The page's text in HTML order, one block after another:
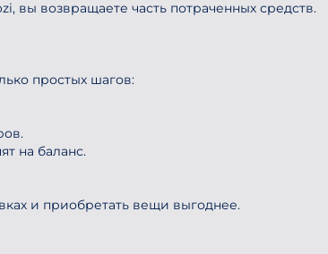
вы возвращаете часть потраченных средств.
простых шагов:
на баланс.
и приобретать вещи выгоднее.